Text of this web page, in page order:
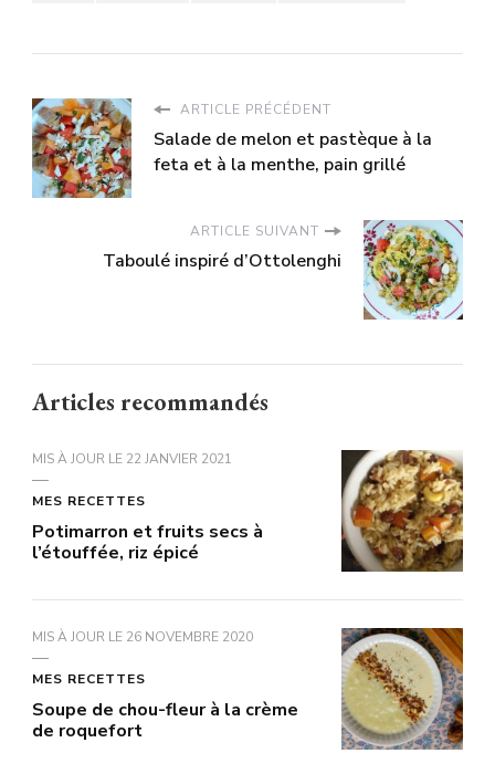
ARTICLE PRÉCÉDENT
Salade de melon et pastèque à la
feta et à la menthe, pain grillé
ARTICLE SUIVANT
Taboulé inspiré d’Ottolenghi
Articles recommandés
MIS À JOUR LE 22 JANVIER 2021
MES RECETTES
Potimarron et fruits secs à
l’étouffée, riz épicé
MIS À JOUR LE 26 NOVEMBRE 2020
MES RECETTES
Soupe de chou-fleur à la crème
de roquefort